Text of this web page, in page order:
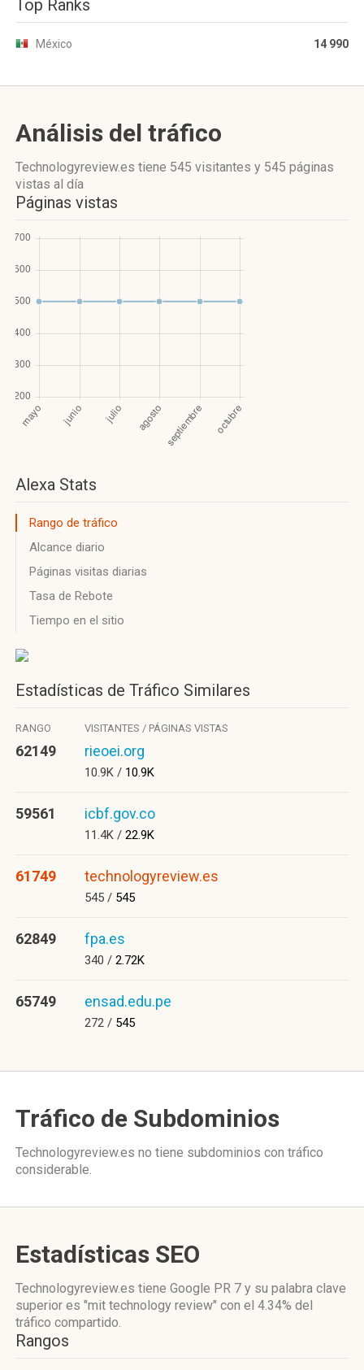
Top Ranks
México 14 990
Análisis del tráfico
Technologyreview.es tiene 545 visitantes y 545 páginas
vistas al día
Páginas vistas
Alexa Stats
Rango de tráfico
Alcance diario
Páginas visitas diarias
Tasa de Rebote
Tiempo en el sitio
Estadísticas de Tráfico Similares
RANGO VISITANTES / PÁGINAS VISTAS
62149 rieoei.org
10.9K / 10.9K
59561 icbf.gov.co
11.4K / 22.9K
61749 technologyreview.es
545 / 545
62849 fpa.es
340 / 2.72K
65749 ensad.edu.pe
272 / 545
Tráfico de Subdominios
Technologyreview.es no tiene subdominios con tráfico
considerable.
Estadísticas SEO
Technologyreview.es tiene Google PR 7 y su palabra clave
superior es "mit technology review" con el 4.34% del
tráfico compartido.
Rangos